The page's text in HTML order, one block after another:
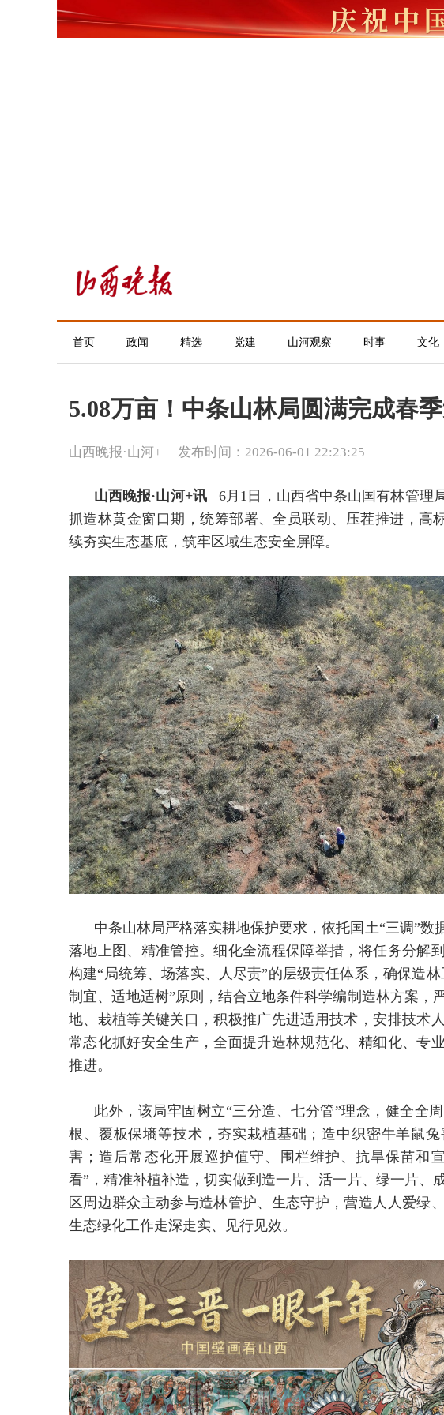
首页 政闻 精选 党建 山河观察 时事 文化
5.08万亩！中条山林局圆满完成春
山西晚报·山河+ 发布时间：2026-06-01 22:23:25
山西晚报·山河+讯
6月1日，山西省中条山国有林管理
抓造林黄金窗口期，统筹部署、全员联动、压茬推进，高
续夯实生态基底，筑牢区域生态安全屏障。
中条山林局严格落实耕地保护要求，依托国土“三调”数
落地上图、精准管控。细化全流程保障举措，将任务分解
构建“局统筹、场落实、人尽责”的层级责任体系，确保造
制宜、适地适树”原则，结合立地条件科学编制造林方案，
地、栽植等关键关口，积极推广先进适用技术，安排技术
常态化抓好安全生产，全面提升造林规范化、精细化、专
推进。
此外，该局牢固树立“三分造、七分管”理念，健全全
根、覆板保墒等技术，夯实栽植基础；造中织密牛羊鼠
害；造后常态化开展巡护值守、围栏维护、抗旱保苗和
看”，精准补植补造，切实做到造一片、活一片、绿一片、
区周边群众主动参与造林管护、生态守护，营造人人爱绿
生态绿化工作走深走实、见行见效。